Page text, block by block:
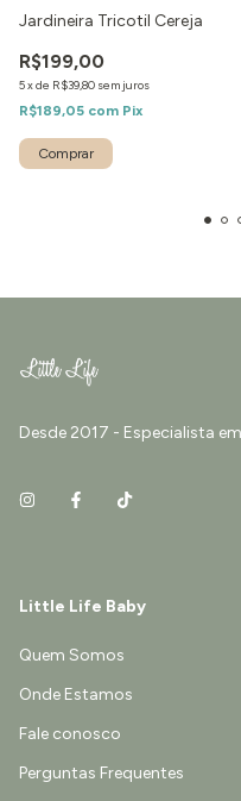
Jardineira Tricotil Cereja
R$199,00
5xde R$39,80 sem juros
R$189,05 com Pix
Comprar
Desde 2017 - Especialista
Little Life Baby
Quem Somos
Onde Estamos
Fale conosco
Perguntas Frequentes